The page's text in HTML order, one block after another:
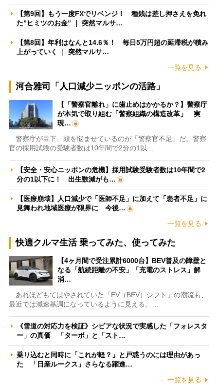
【第9回】もう一度FXでリベンジ！ 種銭は差し押さえを免れ
た”ヒミツのお金” ｜ 突然マルサ…
【第8回】年利はなんと14.6％！ 毎日5万円超の延滞税が積み
上がっていく ｜ 突然マルサ…
一覧を見る
河合雅司「人口減少ニッポンの活路」
【「警察官離れ」に歯止めはかかるか？】警察庁
が本気で取り組む「警察組織の構造改革」 実
現…
警察庁が目下、頭を悩ませているのが「警察官不足」だ。警察
官の採用試験の受験者数は10年間で2分の1以…
【安全・安心ニッポンの危機】採用試験受験者数は10年間で2
分の1以下に！ 出生数減がも…
【医療崩壊】人口減少で「医師不足」に加えて「患者不足」に
見舞われ地域医療が限界に 今後…
一覧を見る
快適クルマ生活 乗ってみた、使ってみた
【4ヶ月間で受注累計6000台】BEV普及の障壁と
なる「航続距離の不安」「充電のストレス」解
消…
あれほどもてはやされていた「EV（BEV）シフト」の潮流も、
最近では減速基調になっているように見える。…
《雪道の対応力を検証》シビアな状況で実感した「フォレスタ
ー」の真価 「ターボ」と「スト…
乗り込むと同時に「これが軽？」と戸惑うのには理由があっ
た 「日産ルークス」さらなる躍進…
一覧を見る